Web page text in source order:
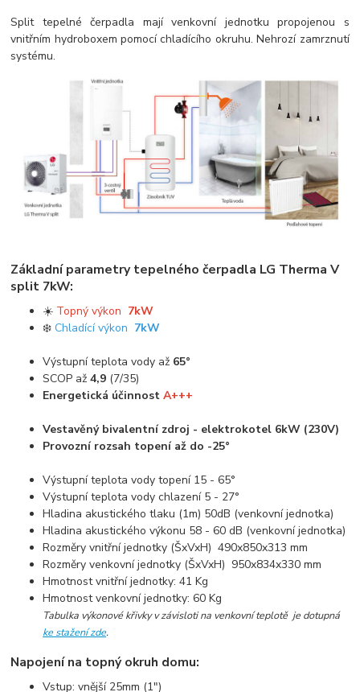
Split tepelné čerpadla mají venkovní jednotku propojenou s
vnitřním hydroboxem pomocí chladícího okruhu. Nehrozí zamrznutí
systému.
Základní parametry tepelného čerpadla LG Therma V
split 7kW:
☀️ Topný výkon 7kW
❄️ Chladící výkon 7kW
Výstupní teplota vody až 65°
SCOP až 4,9 (7/35)
Energetická účinnostA+++
Vestavěný bivalentní zdroj - elektrokotel 6kW (230V)
Provozní rozsah topení až do -25°
Výstupní teplota vody topení 15 - 65°
Výstupní teplota vody chlazení 5 - 27°
Hladina akustického tlaku (1m) 50dB (venkovní jednotka)
Hladina akustického výkonu 58 - 60 dB (venkovní jednotka)
Rozměry vnitřní jednotky (ŠxVxH) 490x850x313 mm
Rozměry venkovní jednotky (ŠxVxH) 950x834x330 mm
Hmotnost vnitřní jednotky: 41 Kg
Hmotnost venkovní jednotky: 60 Kg
Tabulka výkonové křivky v závisloti na venkovní teplotě je dotupná
ke stažení zde.
Napojení na topný okruh domu:
Vstup: vnější 25mm (1")